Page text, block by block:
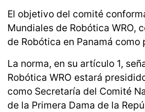
El objetivo del comité
Mundiales de Robótica WRO,
de Robótica en Panamá como
La norma, en su artículo 1,
Robótica WRO estará
como Secretaría del Comité
de la Primera Dama de la